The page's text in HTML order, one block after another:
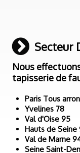
Secteur
Nous
tapisserie de
Paris Tous
Yvelines 78
Val d'Oise 95
Hauts de Seine
Val de Marne
Seine Saint-